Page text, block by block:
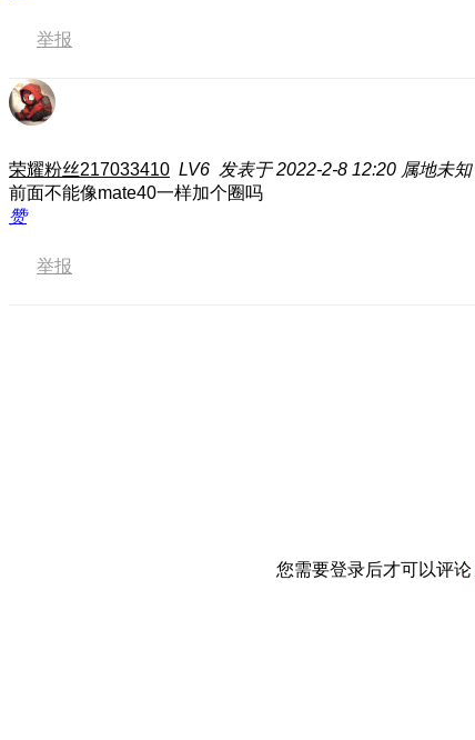
举报
荣耀粉丝217033410 LV6 发表于 2022-2-8 12:20 属地未知
前面不能像mate40一样加个圈吗
赞
举报
您需要登录后才可以评论